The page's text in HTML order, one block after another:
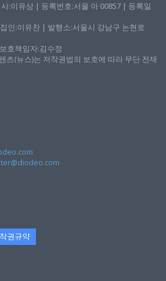
:이유상 | 등록번호:서울 아 00857 | 등록일
인:이유찬 | 발행소:서울시 강남구 논현로
호책임자:김수정
츠(뉴스)는 저작권법의 보호에 따라 무단 전재
권규약